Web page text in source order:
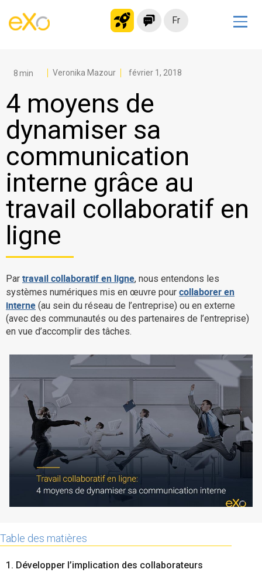
Fr
Intranet moderne
Réseau social
Hub de connaissances
Portail d’applications
Microsoft 365
Migrer vers eXo Platform
Produit
La Plateforme
Pourquoi eXo
Internationalisation
Mobile
No code
Intégrations
IA maitrisée
Architecture
Sécurité
Open source
Offre Enterprise
Offre Professionnelle
Contactez-nous
Veronika Mazour février 1, 2018
4 moyens de
dynamiser sa
communication
interne grâce au
travail collaboratif en
ligne
Par travail collaboratif en ligne, nous entendons les
systèmes numériques mis en œuvre pour collaborer en
interne (au sein du réseau de l’entreprise) ou en externe
(avec des communautés ou des partenaires de l’entreprise)
en vue d’accomplir des tâches.
Table des matières
1. Développer l’implication des collaborateurs